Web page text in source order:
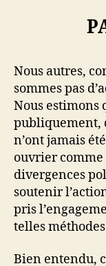
Nous autres,
sommes pas
Nous estimons
publiquement,
n’ont jamais
ouvrier
divergences
soutenir
pris
telles
Bien entendu,